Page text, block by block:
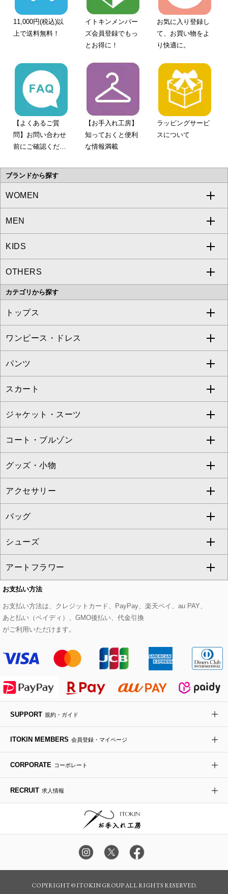
11,000円(税込)以
上で送料無料！
イトキンメンバー
ズ会員登録でもっ
とお得に！
お気に入り登録し
て、お買い物をよ
り快適に。
【よくあるご質
問】お問い合わせ
前にご確認くださ
【お手入れ工房】
知っておくと便利
な情報満載
ラッピングサービ
スについて
ブランドから探す
WOMEN
a.v.v
MICHEL KLEIN
MK MICHEL KLEIN
OFUON le MK
eur3
Maison de CINQ
MK MICHEL KLEIN BAG
re:edition project 165
MEN
a.v.v
MICHEL KLEIN HOMME
MK MICHEL KLEIN HOMME
KIDS
a.v.v
OTHERS
MK MICHEL KLEIN BAG
カテゴリから探す
トップス
すべてのトップス
カットソー・Tシャツ
ブラウス・シャツ
ニット・セーター
カーディガン
アンサンブルセット
ベスト・ジレ
パーカー
タンクトップ・キャミソール
スウェット・ジャージー
その他のトップス
ワンピース・ドレス
すべてのワンピース・ドレス
ワンピース
ドレス
チュニック
ジャンパースカート
その他のワンピース・ドレス
パンツ
すべてのパンツ
フルレングスパンツ
クロップド・半端丈パンツ
ガウチョ・ワイドパンツ
ハーフ・ショート丈パンツ
サロペット・オールインワン
その他のパンツ
スカート
すべてのスカート
ロング・マキシ丈スカート
ひざ丈スカート
ミモレ丈スカート
ショート・ミニ丈スカート
その他のスカート
ジャケット・スーツ
すべてのジャケット・スーツ
テーラードジャケット
ノーカラージャケット
セットアップ
セットアップジャケット
セットアップパンツ
セットアップスカート
セットアップワンピース
コート・ブルゾン
すべてのコート・ブルゾン
トレンチコート
ピーコート
ダッフルコート
チェスターコート
モッズコート
ステンカラーコート
ライダースジャケット
デニムジャケット
ダウンジャケット・コート
その他のコート・ブルゾン
グッズ・小物
すべてのグッズ・小物
マスク
ストール・マフラー・スヌード
ベルト・サスペンダー
帽子
ヘアアクセサリー
ハンカチ・バンダナ
手袋
チャーム・ストラップ
傘・日傘
時計
アクセサリー
すべてのアクセサリー
ネックレス
ピアス・イヤリング
ブレスレット・バングル
ブローチ・コサージュ
バッグ
すべてのバッグ
トートバッグ
ショルダーバッグ
ボストンバッグ
バックパック・リュック
ボディバッグ・メッセンジャーバッグ
トラベルバッグ
ビジネスバッグ
その他のバッグ
シューズ
すべてのシューズ
パンプス
スニーカー
フラットシューズ
ローファー
ドレスシューズ
サンダル・ミュール
その他のシューズ
アートフラワー
すべてのアートフラワー
ローズ
カサブランカ・カラー
ラナンキュラス
ポプリアレンジ＆フレグランス
その他のアートフラワー
お支払い方法
お支払い方法は、クレジットカード、PayPay、楽天ペイ、au PAY、
あと払い（ペイディ）、GMO後払い、代金引換
がご利用いただけます。
SUPPORT 規約・ガイド
ITOKIN MEMBERS 会員登録・マイページ
CORPORATE コーポレート
RECRUIT 求人情報
COPYRIGHT © ITOKIN GROUP ALL RIGHTS RESERVED.